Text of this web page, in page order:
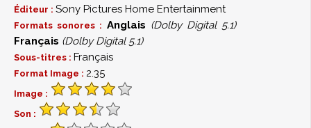
Éditeur : Sony Pictures Home Entertainment
Formats sonores : Anglais (Dolby Digital 5.1)
Français (Dolby Digital 5.1)
Sous-titres : Français
Format Image : 2.35
Image :
Son :